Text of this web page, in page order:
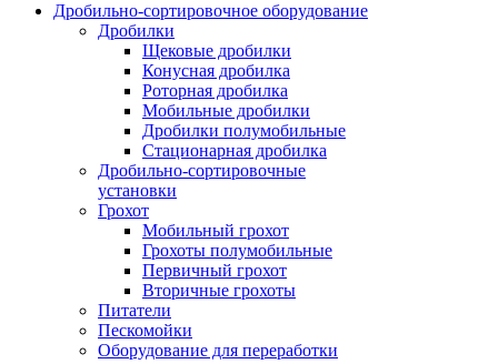
Дробильно-сортировочное оборудование
Дробилки
Щековые дробилки
Конусная дробилка
Роторная дробилка
Мобильные дробилки
Дробилки полумобильные
Стационарная дробилка
Дробильно-сортировочные
установки
Грохот
Мобильный грохот
Грохоты полумобильные
Первичный грохот
Вторичные грохоты
Питатели
Пескомойки
Оборудование для переработки